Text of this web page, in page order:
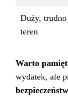
Duży,
teren
Warto
wydatek, ale